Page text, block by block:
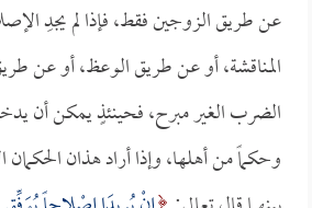
عن طريق الزوجين فقط، فإذا لم يجدِ
المناقشة، أو عن طريق الوعظ، أو عن
الضرب الغير مبرح، فحينئذٍ يمكن أن
وحكماً من أهلها، وإذا أراد هذان